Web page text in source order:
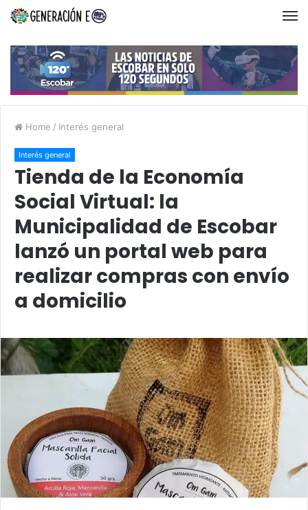
Home / Interés general
Interés general
Tienda de la Economía
Social Virtual: la
Municipalidad de Escobar
lanzó un portal web para
realizar compras con envío
a domicilio